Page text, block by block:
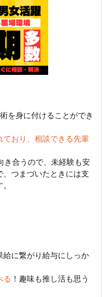
を身に付けることができ
ており、相談できる先輩
き合うので、未経験も安
、つまづいたときには支
給に繋がり給与にしっか
る ！趣味も推し活も思う